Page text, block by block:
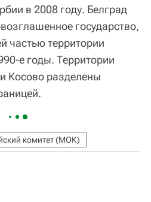
в 2008 году. Белград
государство,
частью территории
е годы. Территории
Косово разделены
комитет (МОК)